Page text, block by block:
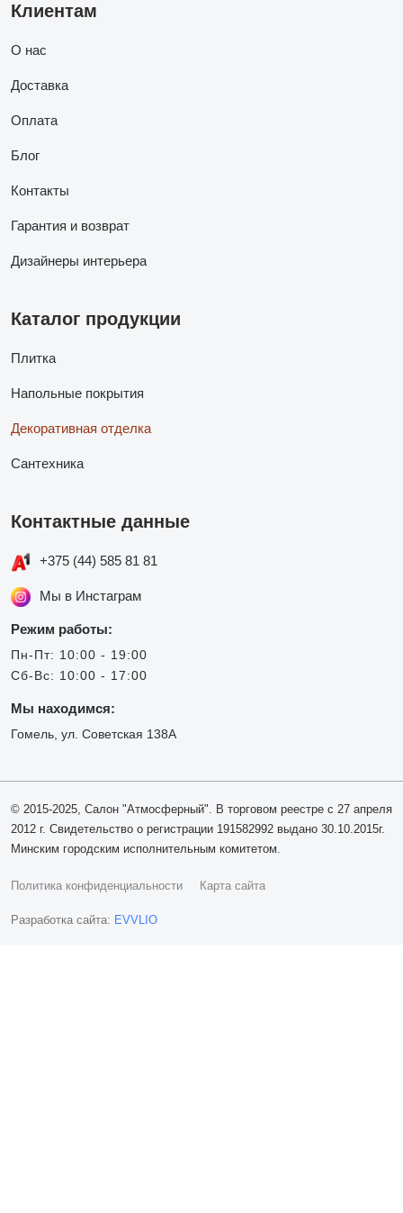
Клиентам
О нас
Доставка
Оплата
Блог
Контакты
Гарантия и возврат
Дизайнеры интерьера
Каталог продукции
Плитка
Напольные покрытия
Декоративная отделка
Сантехника
Контактные данные
+375 (44) 585 81 81
Мы в Инстаграм
Режим работы:
Пн-Пт: 10:00 - 19:00
Сб-Вс: 10:00 - 17:00
Мы находимся:
Гомель, ул. Советская 138А
© 2015-2025, Салон "Атмосферный". В торговом реестре с 27 апреля
2012 г. Свидетельство о регистрации 191582992 выдано 30.10.2015г.
Минским городским исполнительным комитетом.
Политика конфиденциальности Карта сайта
Разработка сайта: EVVLIO